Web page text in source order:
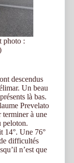
photo :
descendus
Un beau
là bas.
Prevelato
terminer à une
peloton.
14°. Une 76°
difficultés
n’est que